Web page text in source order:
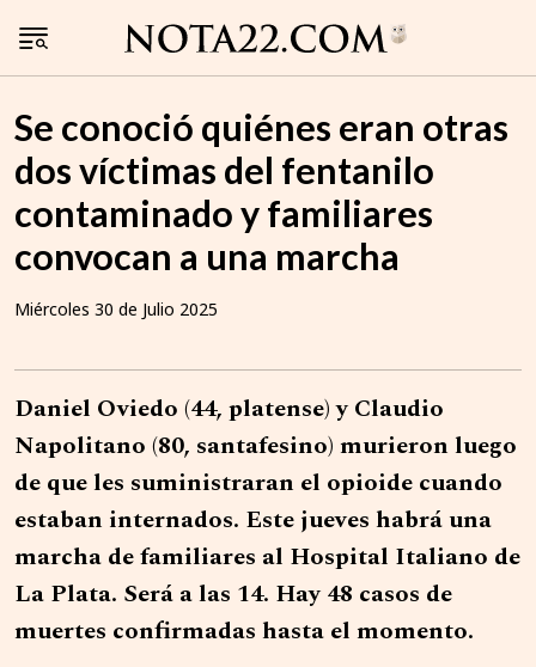
Se conoció quiénes eran otras
dos víctimas del fentanilo
contaminado y familiares
convocan a una marcha
Miércoles 30 de Julio 2025
Daniel Oviedo (44, platense) y Claudio
Napolitano (80, santafesino) murieron luego
de que les suministraran el opioide cuando
estaban internados. Este jueves habrá una
marcha de familiares al Hospital Italiano de
La Plata. Será a las 14. Hay 48 casos de
muertes confirmadas hasta el momento.